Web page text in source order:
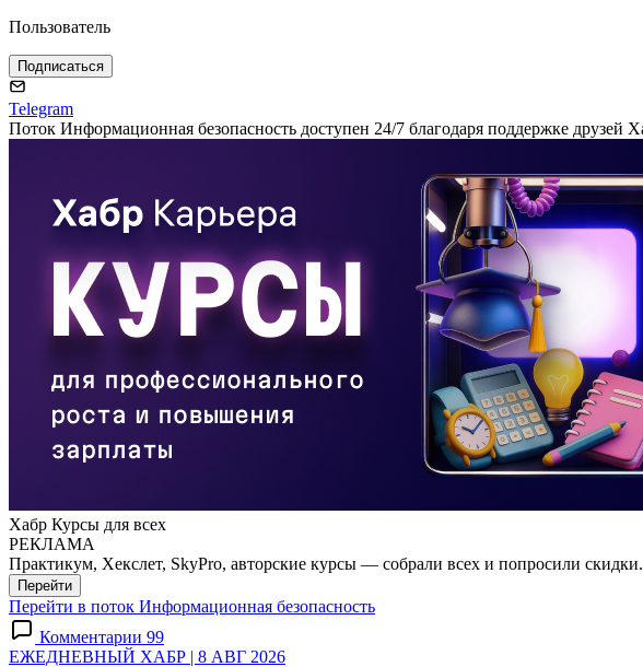
Пользователь
Подписаться
Telegram
Поток Информационная безопасность доступен 24/7 благодаря поддержке друзей
Хабр Курсы для всех
РЕКЛАМА
Практикум, Хекслет, SkyPro, авторские курсы — собрали всех и попросили
Перейти
Перейти в поток Информационная безопасность
Комментарии 99
ЕЖЕДНЕВНЫЙ ХАБР | 8 АВГ 2026